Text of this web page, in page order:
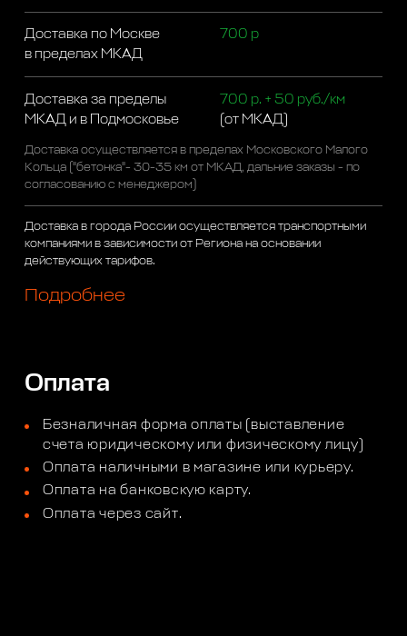
Доставка по Москве
в пределах МКАД
700 р
Доставка за пределы
МКАД и в Подмосковье
700 р. + 50 руб./км
(от МКАД)
Доставка осуществляется в пределах Московского Малого
Кольца ("бетонка"- 30-35 км от МКАД, дальние заказы - по
согласованию с менеджером)
Доставка в города России осуществляется транспортными
компаниями в зависимости от Региона на основании
действующих тарифов.
Подробнее
Оплата
Безналичная форма оплаты (выставление
счета юридическому или физическому лицу)
Оплата наличными в магазине или курьеру.
Оплата на банковскую карту.
Оплата через сайт.